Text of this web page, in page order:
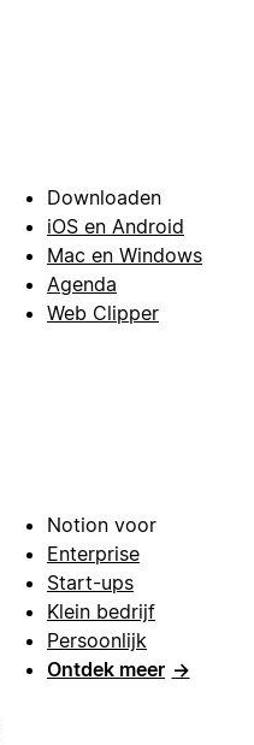
Downloaden
iOS en Android
Mac en Windows
Agenda
Web Clipper
Notion voor
Enterprise
Start-ups
Klein bedrijf
Persoonlijk
Ontdek meer →